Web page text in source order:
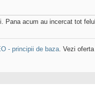
Pana acum au incercat tot
- principii de baza. Vezi